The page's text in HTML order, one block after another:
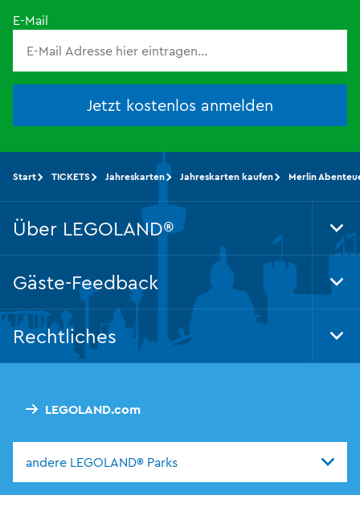
E-Mail
Jetzt kostenlos anmelden
LEGOLAND.com
andere LEGOLAND® Parks
Start TICKETS Jahreskarten Jahreskarten kaufen Merlin
Über LEGOLAND®
Gäste-Feedback
Rechtliches